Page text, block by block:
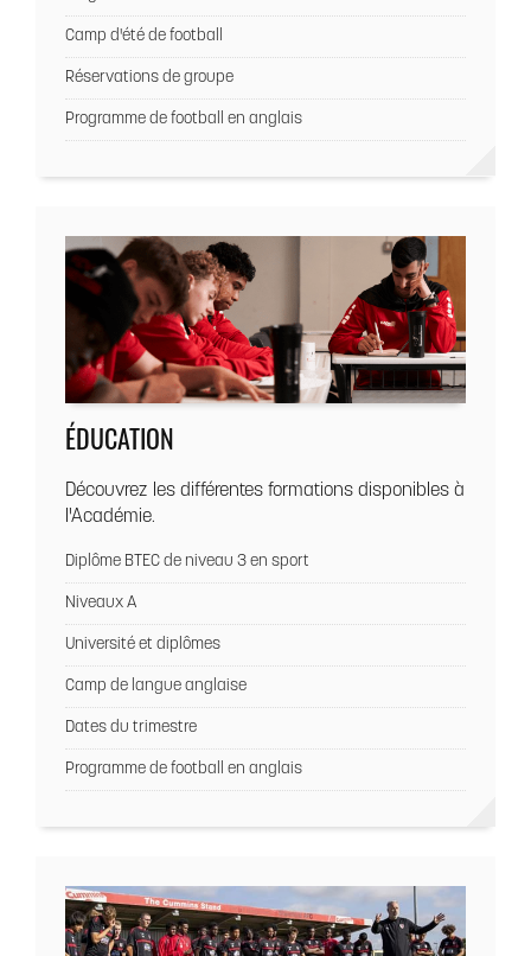
Camp d'été de football
Réservations de groupe
Programme de football en anglais
ÉDUCATION
Découvrez les différentes formations disponibles à
l'Académie.
Diplôme BTEC de niveau 3 en sport
Niveaux A
Université et diplômes
Camp de langue anglaise
Dates du trimestre
Programme de football en anglais